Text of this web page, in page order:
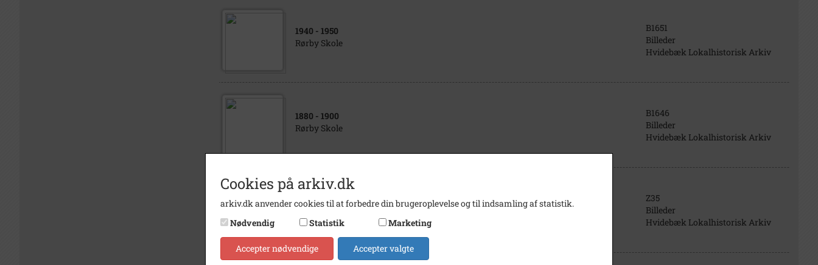
1940 - 1950
Rørby Skole
B1651
Billeder
Hvidebæk Lokalhistorisk Arkiv
1880 - 1900
Rørby Skole
B1646
Billeder
Hvidebæk Lokalhistorisk Arkiv
1940- 1990
Z35
Billeder
Hvidebæk Lokalhistorisk Arkiv
Cookies på arkiv.dk
arkiv.dk anvender cookies til at forbedre din brugeroplevelse og til indsamling af statistik.
Nødvendig
Statistik Marketing
Accepter nødvendige Accepter valgte